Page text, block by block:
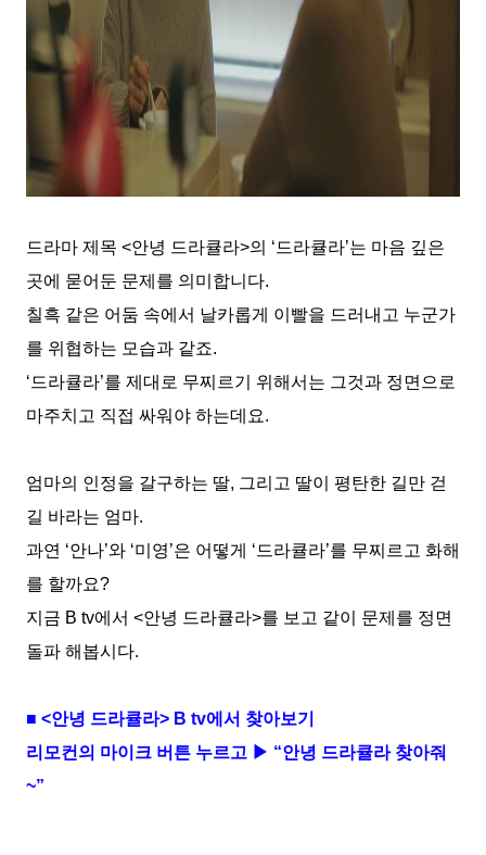
드라마 제목 <안녕 드라큘라>의 ‘드라큘라’는 마음 깊은
곳에 묻어둔 문제를 의미합니다.
칠흑 같은 어둠 속에서 날카롭게 이빨을 드러내고 누군가
를 위협하는 모습과 같죠.
‘드라큘라’를 제대로 무찌르기 위해서는 그것과 정면으로
마주치고 직접 싸워야 하는데요.
엄마의 인정을 갈구하는 딸, 그리고 딸이 평탄한 길만 걷
길 바라는 엄마.
과연 ‘안나’와 ‘미영’은 어떻게 ‘드라큘라’를 무찌르고 화해
를 할까요?
지금 B tv에서 <안녕 드라큘라>를 보고 같이 문제를 정면
돌파 해봅시다.
■ <안녕 드라큘라> B tv에서 찾아보기
리모컨의 마이크 버튼 누르고 ▶ “안녕 드라큘라 찾아줘
~”